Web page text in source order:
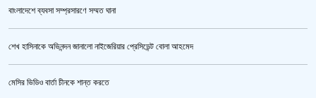
‘জুলাই গণঅভ্যুত্থান স্মৃতি জাদুঘর’ উদ্বোধন করলেন প্রধানমন্ত্রী
বাংলাদেশে ব্যবসা সম্প্রসারণে সম্মত ঘানা
শেখ হাসিনাকে অভিনন্দন জানালো নাইজেরিয়ার প্রেসিডেন্ট বোলা আহমেদ
মেসির ভিডিও বার্তা চীনকে শান্ত করতে